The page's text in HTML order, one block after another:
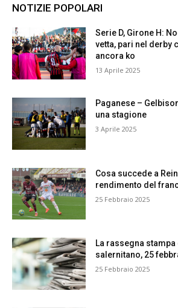
NOTIZIE POPOLARI
Serie D, Girone H:
vetta, pari nel derby
ancora ko
13 Aprile 2025
Paganese –
una stagione
3 Aprile 2025
Cosa succede a
rendimento del
25 Febbraio 2025
La rassegna
salernitano, 25
25 Febbraio 2025